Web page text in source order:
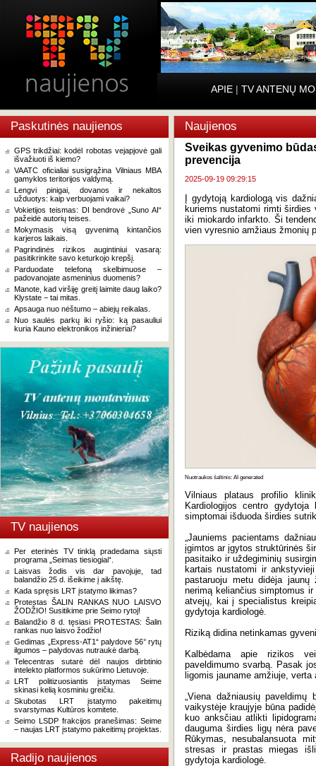
APIE | TV ANTENŲ
Paskutinės naujienos
GPS trikdžiai: kodėl robotas vejapjovė gali
išvažiuoti iš kiemo?
VAATC oficialiai susigrąžina Vilniaus MBA
gamyklos teritorijos valdymą.
Lengvi pinigai, dovanos ir nekaltos
užduotys: kaip verbuojami vaikai?
Vokietijos teismas: DI bendrovė „Suno AI“
pažeidė autorių teises.
Mokymasis visą gyvenimą kintančios
karjeros laikais.
Pagrindinės rizikos augintiniui vasarą:
pasitikrinkite savo keturkojo krepšį.
Parduodate telefoną skelbimuose –
padovanojate asmeninius duomenis?
Manote, kad viršiję greitį laimite daug laiko?
Klystate − tai mitas.
Apsauga nuo nėštumo – abiejų reikalas.
Nuo saulės parkų iki ryšio: ką pasauliui
kuria Kauno elektronikos inžinieriai?
TV naujienos
Per eterinės TV tinklą pradedama siųsti
programa „Seimas tiesiogiai“.
Laisvas žodis vis dar pavojuje, tad
balandžio 25 d. išeikime į aikštę.
Kada spręsis LRT įstatymo likimas?
Protestas ŠALIN RANKAS NUO LAISVO
ŽODŽIO! Susitikime prie Seimo rytoj!
Balandžio 8 d. tęsiasi PROTESTAS: Šalin
rankas nuo laisvo žodžio!
Gedimas „Express-AT1“ palydove 56° rytų
ilgumos – palydovas nutraukė darbą.
Telecentras sutarė dėl naujos dirbtinio
intelekto platformos sukūrimo Lietuvoje.
LRT politizuosiantis įstatymas Seime
skinasi kelią kosminiu greičiu.
Skubotas LRT įstatymo pakeitimų
svarstymas Kultūros komitete.
Seimo LSDP frakcijos pranešimas: Seime
– naujas LRT įstatymo pakeitimų projektas.
Radijo naujienos
Naujienos
Sveikas gyvenimo
prevencija
2025-09-19 09:29:15
Į gydytoją kardiologą vis
kuriems nustatomi rimti
iki miokardo infarkto. Ši
vien vyresnio amžiaus žmonių
Nuotraukos šaltinis: AI generated
Vilniaus plataus profilio
Kardiologijos centro gydytoja
simptomai išduoda širdies
„Jauniems pacientams
įgimtos ar įgytos struktūrinės
pasitaiko ir uždegiminių
kartais nustatomi ir
pastaruoju metu didėja
nerimą keliančius simptomus
atvejų, kai į specialistus
gydytoja kardiologė.
Riziką didina netinkamas
Kalbėdama apie rizikos
paveldimumo svarbą. Pasak
ligomis jauname amžiuje,
„Viena dažniausių paveldimų
vaikystėje kraujyje būna
kuo anksčiau atlikti
dauguma širdies ligų nėra
Rūkymas, nesubalansuota
stresas ir prastas miegas
gydytoja kardiologė.